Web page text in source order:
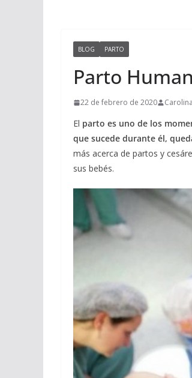
BLOG PARTO
Parto
22 de febrero de 2020
El parto es uno de los
que sucede durante él,
más acerca de partos y
sus bebés.